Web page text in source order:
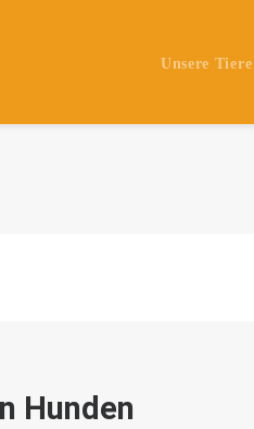
Unsere Tiere
Hunden